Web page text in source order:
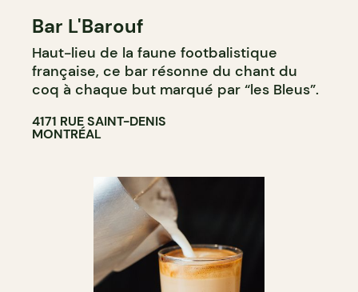
Bar L'Barouf
Haut-lieu de la faune footbalistique
française, ce bar résonne du chant du
coq à chaque but marqué par “les Bleus”.
4171 RUE SAINT-DENIS
MONTRÉAL